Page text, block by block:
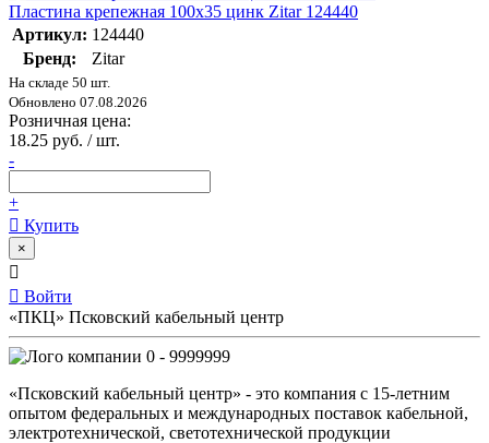
Пластина крепежная 100х35 цинк Zitar 124440
Артикул: 124440
Бренд:
Zitar
На складе 50 шт.
Обновлено 07.08.2026
Розничная цена:
18.25 руб. / шт.
-
+
Купить
×
Войти
«ПКЦ» Псковский кабельный центр
0 - 9999999
«Псковский кабельный центр» - это компания с 15-летним
опытом федеральных и международных поставок кабельной,
электротехнической, светотехнической продукции